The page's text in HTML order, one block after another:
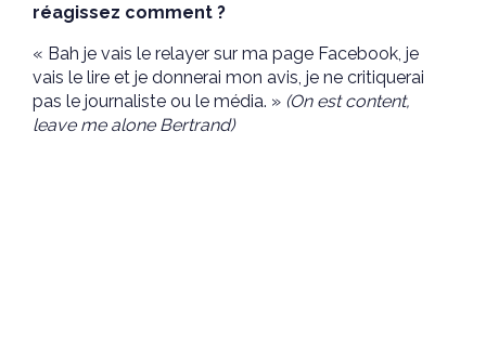
réagissez comment ?
« Bah je vais le relayer sur ma page Facebook, je
vais le lire et je donnerai mon avis, je ne critiquerai
pas le journaliste ou le média. » (On est content,
leave me alone Bertrand)